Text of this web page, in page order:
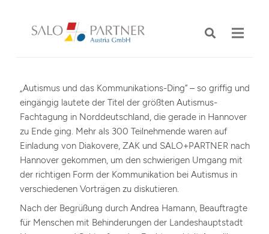
„Autismus und das Kommunikations-Ding“ – so griffig und
eingängig lautete der Titel der größten Autismus-
Fachtagung in Norddeutschland, die gerade in Hannover
zu Ende ging. Mehr als 300 Teilnehmende waren auf
Einladung von Diakovere, ZAK und SALO+PARTNER nach
Hannover gekommen, um den schwierigen Umgang mit
der richtigen Form der Kommunikation bei Autismus in
verschiedenen Vorträgen zu diskutieren.
Nach der Begrüßung durch Andrea Hamann, Beauftragte
für Menschen mit Behinderungen der Landeshauptstadt